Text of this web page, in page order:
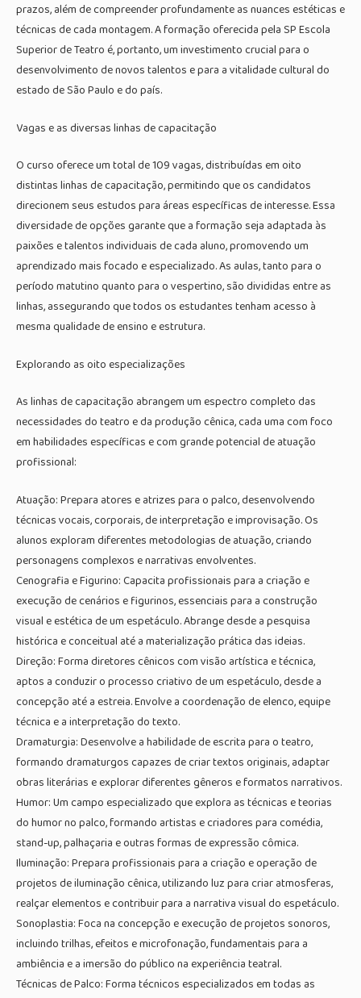
prazos, além de compreender profundamente as nuances estéticas e
técnicas de cada montagem. A formação oferecida pela SP Escola
Superior de Teatro é, portanto, um investimento crucial para o
desenvolvimento de novos talentos e para a vitalidade cultural do
estado de São Paulo e do país.
Vagas e as diversas linhas de capacitação
O curso oferece um total de 109 vagas, distribuídas em oito
distintas linhas de capacitação, permitindo que os candidatos
direcionem seus estudos para áreas específicas de interesse. Essa
diversidade de opções garante que a formação seja adaptada às
paixões e talentos individuais de cada aluno, promovendo um
aprendizado mais focado e especializado. As aulas, tanto para o
período matutino quanto para o vespertino, são divididas entre as
linhas, assegurando que todos os estudantes tenham acesso à
mesma qualidade de ensino e estrutura.
Explorando as oito especializações
As linhas de capacitação abrangem um espectro completo das
necessidades do teatro e da produção cênica, cada uma com foco
em habilidades específicas e com grande potencial de atuação
profissional:
Atuação: Prepara atores e atrizes para o palco, desenvolvendo
técnicas vocais, corporais, de interpretação e improvisação. Os
alunos exploram diferentes metodologias de atuação, criando
personagens complexos e narrativas envolventes.
Cenografia e Figurino: Capacita profissionais para a criação e
execução de cenários e figurinos, essenciais para a construção
visual e estética de um espetáculo. Abrange desde a pesquisa
histórica e conceitual até a materialização prática das ideias.
Direção: Forma diretores cênicos com visão artística e técnica,
aptos a conduzir o processo criativo de um espetáculo, desde a
concepção até a estreia. Envolve a coordenação de elenco, equipe
técnica e a interpretação do texto.
Dramaturgia: Desenvolve a habilidade de escrita para o teatro,
formando dramaturgos capazes de criar textos originais, adaptar
obras literárias e explorar diferentes gêneros e formatos narrativos.
Humor: Um campo especializado que explora as técnicas e teorias
do humor no palco, formando artistas e criadores para comédia,
stand-up, palhaçaria e outras formas de expressão cômica.
Iluminação: Prepara profissionais para a criação e operação de
projetos de iluminação cênica, utilizando luz para criar atmosferas,
realçar elementos e contribuir para a narrativa visual do espetáculo.
Sonoplastia: Foca na concepção e execução de projetos sonoros,
incluindo trilhas, efeitos e microfonação, fundamentais para a
ambiência e a imersão do público na experiência teatral.
Técnicas de Palco: Forma técnicos especializados em todas as